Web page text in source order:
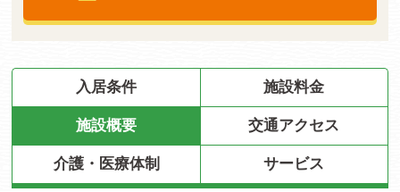
入居条件 施設料金
施設概要 交通アクセス
介護・医療体制 サービス